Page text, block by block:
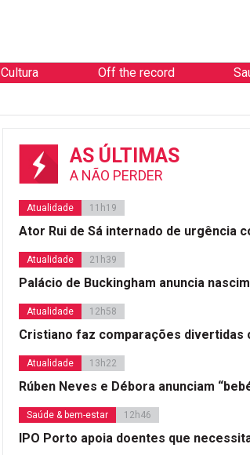
Cultura Off the record
AS ÚLTIMAS
A NÃO PERDER
Atualidade 11h19
Ator Rui de Sá internado de urgência
Atualidade 21h39
Palácio de Buckingham anuncia
Atualidade 12h58
Cristiano faz comparações divertidas
Atualidade 13h22
Rúben Neves e Débora anunciam
Saúde & bem-estar 12h46
IPO Porto apoia doentes que